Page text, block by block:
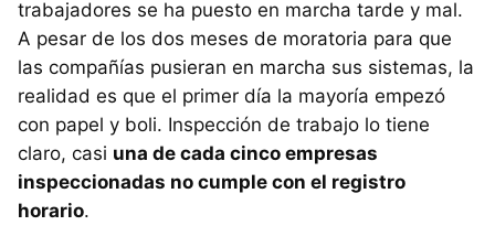
trabajadores se ha puesto en marcha tarde y mal.
A pesar de los dos meses de moratoria para que
las compañías pusieran en marcha sus sistemas, la
realidad es que el primer día la mayoría empezó
con papel y boli. Inspección de trabajo lo tiene
claro, casi una de cada cinco empresas
inspeccionadas no cumple con el registro
horario.